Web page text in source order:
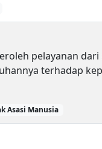
pelayanan
terhadap
Asasi Manusia